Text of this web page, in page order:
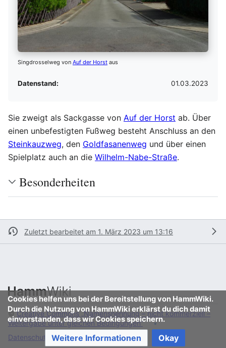
Singdrosselweg vonAuf der Horst aus
Datenstand: 01.03.2023
Sie zweigt als Sackgasse von Auf der Horst ab. Über
einen unbefestigten Fußweg besteht Anschluss an den
Steinkauzweg, den Goldfasanenweg und über einen
Spielplatz auch an die Wilhelm-Nabe-Straße.
Besonderheiten
Zuletzt bearbeitet am 1. März 2023 um 13:16
Cookies helfen uns bei der Bereitstellung von HammWiki.
Durch die Nutzung von HammWiki erklärst du dich damit
einverstanden, dass wir Cookies speichern.
Weitere Informationen Okay
©Creative Commons „Namensnennung – nicht kommerziell –
Weitergabe unter gleichen Bedingungen“
Datenschutz
Klassische Ansicht